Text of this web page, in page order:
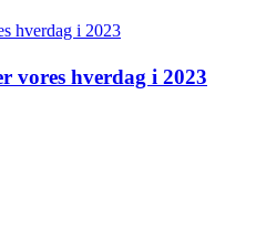
vores hverdag i 2023